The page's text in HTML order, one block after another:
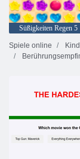
Süßigkeiten Regen 5
Spiele online